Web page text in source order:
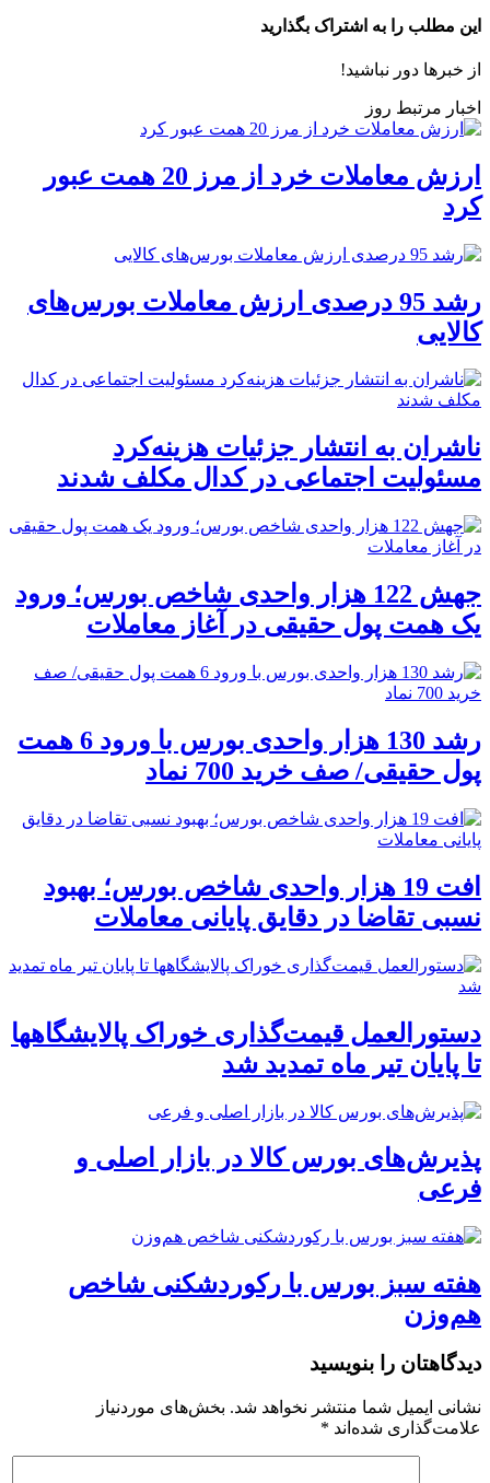
این مطلب را به اشتراک بگذارید
از خبرها دور نباشید!
اخبار مرتبط روز
ارزش معاملات خرد از مرز 20 همت عبور
کرد
رشد 95 درصدی ارزش معاملات بورس‌های
کالایی
ناشران به انتشار جزئیات هزینه‌کرد
مسئولیت اجتماعی در کدال مکلف شدند
جهش 122 هزار واحدی شاخص بورس؛ ورود
یک همت پول حقیقی در آغاز معاملات
رشد 130 هزار واحدی بورس با ورود 6 همت
پول حقیقی/ صف خرید 700 نماد
افت 19 هزار واحدی شاخص بورس؛ بهبود
نسبی تقاضا در دقایق پایانی معاملات
دستورالعمل قیمت‌گذاری خوراک پالایشگاهها
تا پایان تیر ماه تمدید شد
پذیرش‌های بورس کالا در بازار اصلی و
فرعی
هفته سبز بورس با رکوردشکنی شاخص
هم‌وزن
دیدگاهتان را بنویسید
نشانی ایمیل شما منتشر نخواهد شد. بخش‌های موردنیاز
علامت‌گذاری شده‌اند *